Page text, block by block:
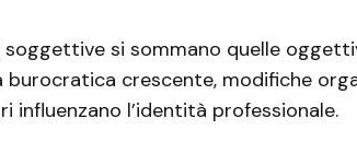
si sommano quelle
burocratica crescente, modifiche
influenzano l’identità professionale.